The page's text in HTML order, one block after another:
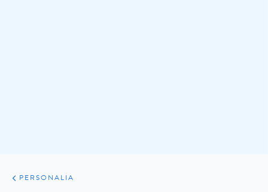
ARTIKELEN
VARIA
PERSONALIA